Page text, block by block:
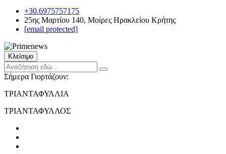
+30.6975757175
25ης Μαρτίου 140, Μοίρες Ηρακλείου Κρήτης
[email protected]
Κλείσιμο
Σήμερα Γιορτάζουν:
ΤΡΙΑΝΤΑΦΥΛΛΙΑ
ΤΡΙΑΝΤΑΦΥΛΛΟΣ